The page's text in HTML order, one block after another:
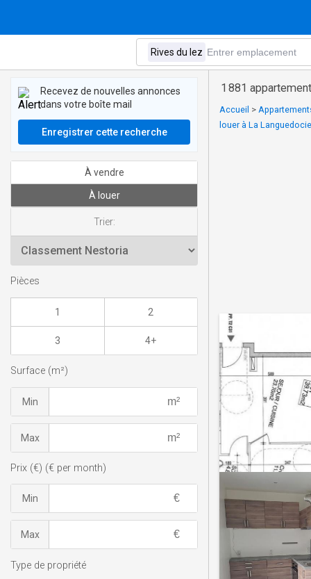
1 881
Accueil >
louer à La
Recevez de nouvelles annonces
dans votre boîte mail
Enregistrer cette recherche
À vendre
À louer
Trier:
Pièces
1 2
3 4+
Surface (m²)
Min
Max
Prix (€) (€ per month)
Min
Max
Type de propriété